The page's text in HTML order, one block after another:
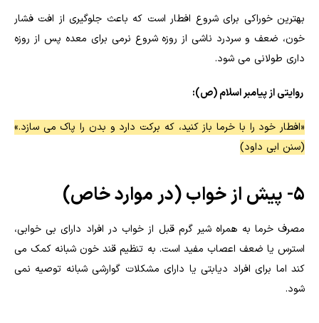
بهترین خوراکی برای شروع افطار است که باعث جلوگیری از افت فشار
خون، ضعف و سردرد ناشی از روزه شروع نرمی برای معده پس از روزه
داری طولانی می شود.
روایتی از پیامبر اسلام (ص):
«افطار خود را با خرما باز کنید، که برکت دارد و بدن را پاک می سازد.»
(سنن ابی داود)
5- پیش از خواب (در موارد خاص)
مصرف خرما به همراه شیر گرم قبل از خواب در افراد دارای بی خوابی،
استرس یا ضعف اعصاب مفید است. به تنظیم قند خون شبانه کمک می
کند اما برای افراد دیابتی یا دارای مشکلات گوارشی شبانه توصیه نمی
شود.